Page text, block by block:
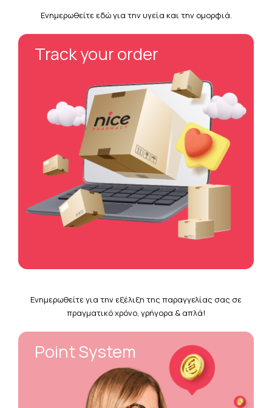
Ενημερωθείτε εδώ για την υγεία και την ομορφιά.
Track your order
Ενημερωθείτε για την εξέλιξη της παραγγελίας σας σε
πραγματικό χρόνο, γρήγορα & απλά!
Point System